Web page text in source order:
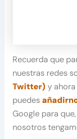
Recuerda que
nuestras redes
Twitter) y
puedes
Google para
nosotros